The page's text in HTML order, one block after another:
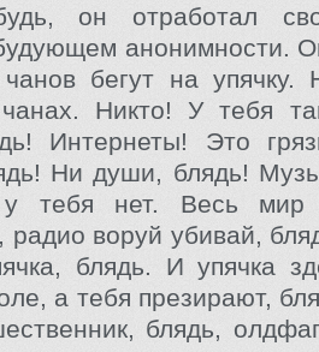
он отработал
анонимности.
бегут на упячку.
Никто! У тебя
Интернеты! Это
Ни души, блядь!
у тебя нет. Весь мир
радио воруй убивай,
блядь. И упячка
а тебя презирают,
блядь,